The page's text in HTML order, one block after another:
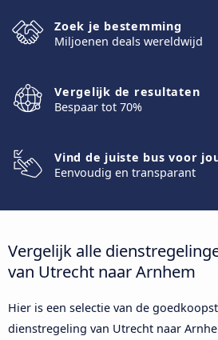
Zoek je bestemming
Miljoenen deals wereldwijd
Vergelijk de resultaten
Bespaar tot 70%
Vind de juiste bus voor
Eenvoudig en transparant
Vergelijk alle
van Utrecht naar Arnhem
Hier is een selectie van de
dienstregeling van Utrecht naar